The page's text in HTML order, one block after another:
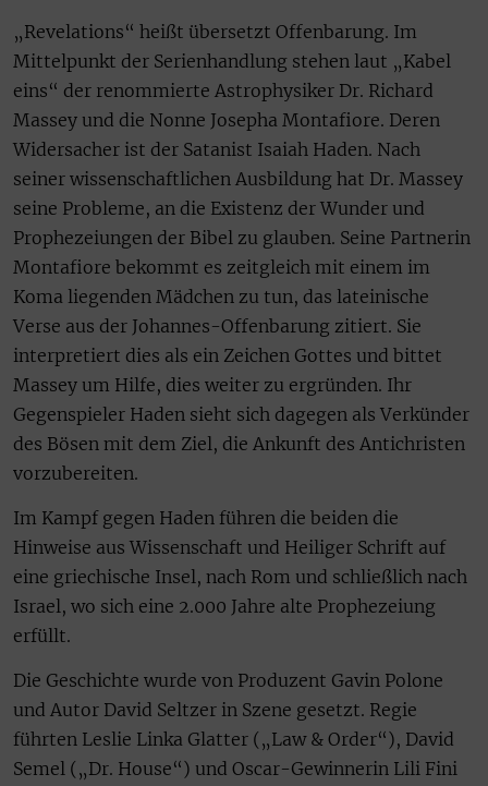
„Revelations“ heißt übersetzt Offenbarung. Im
Mittelpunkt der Serienhandlung stehen laut „Kabel
eins“ der renommierte Astrophysiker Dr. Richard
Massey und die Nonne Josepha Montafiore. Deren
Widersacher ist der Satanist Isaiah Haden. Nach
seiner wissenschaftlichen Ausbildung hat Dr. Massey
seine Probleme, an die Existenz der Wunder und
Prophezeiungen der Bibel zu glauben. Seine Partnerin
Montafiore bekommt es zeitgleich mit einem im
Koma liegenden Mädchen zu tun, das lateinische
Verse aus der Johannes-Offenbarung zitiert. Sie
interpretiert dies als ein Zeichen Gottes und bittet
Massey um Hilfe, dies weiter zu ergründen. Ihr
Gegenspieler Haden sieht sich dagegen als Verkünder
des Bösen mit dem Ziel, die Ankunft des Antichristen
vorzubereiten.
Im Kampf gegen Haden führen die beiden die
Hinweise aus Wissenschaft und Heiliger Schrift auf
eine griechische Insel, nach Rom und schließlich nach
Israel, wo sich eine 2.000 Jahre alte Prophezeiung
erfüllt.
Die Geschichte wurde von Produzent Gavin Polone
und Autor David Seltzer in Szene gesetzt. Regie
führten Leslie Linka Glatter („Law & Order“), David
Semel („Dr. House“) und Oscar-Gewinnerin Lili Fini